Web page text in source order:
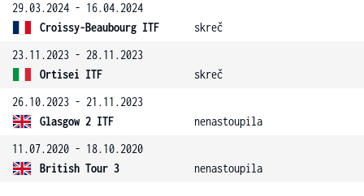
29.03.2024 - 16.04.2024
Croissy-Beaubourg ITF
skreč
23.11.2023 - 28.11.2023
Ortisei ITF
skreč
26.10.2023 - 21.11.2023
Glasgow 2 ITF
nenastoupila
11.07.2020 - 18.10.2020
British Tour 3
nenastoupila